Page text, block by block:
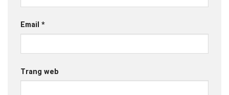
Email *
Trang web